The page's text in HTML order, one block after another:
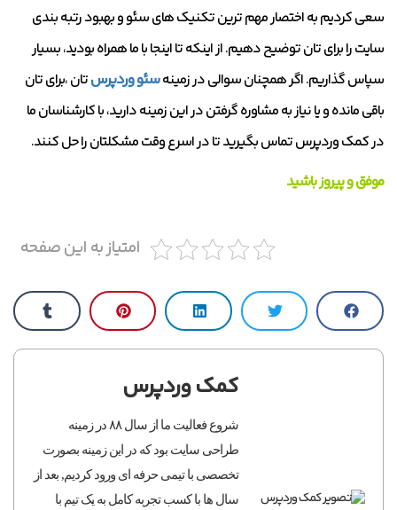
سعی کردیم به اختصار مهم ترین تکنیک های سئو و بهبود رتبه بندی
سایت را برای تان توضیح دهیم. از اینکه تا اینجا با ما همراه بودید، بسیار
سپاس گذاریم. اگر همچنان سوالی در زمینهسئو وردپرستان ،برای تان
باقی مانده و یا نیاز به مشاوره گرفتن در این زمینه دارید، با کارشناسان ما
در کمک وردپرس تماس بگیرید تا در اسرع وقت مشکلتان را حل کنند.
موفق و پیروز باشید
امتیاز به این صفحه
کمک وردپرس
شروع فعالیت ما از سال ۸۸ در زمینه
طراحی سایت بود که در این زمینه بصورت
تخصصی با تیمی حرفه ای ورود کردیم, بعد از
سال ها با کسب تجربه کامل به یک تیم با